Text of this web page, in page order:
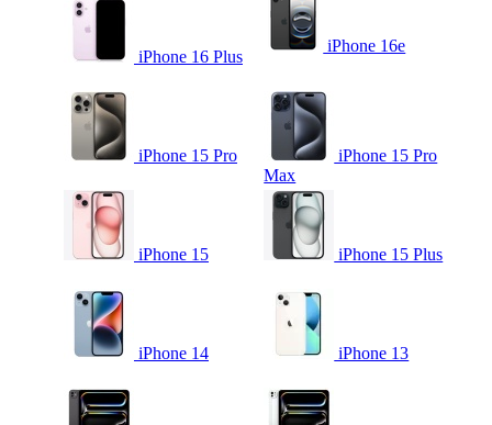
iPhone 16 Plus
iPhone 16e
iPhone 15 Pro
iPhone 15 Pro
Max
iPhone 15 iPhone 15 Plus
iPhone 14 iPhone 13